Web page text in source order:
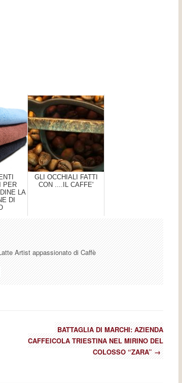
PER
LA
DI
GLI OCCHIALI FATTI
CON ....IL CAFFE'
Artist appassionato di Caffè
BATTAGLIA DI MARCHI: AZIENDA
CAFFEICOLA TRIESTINA NEL MIRINO DEL
COLOSSO “ZARA”→